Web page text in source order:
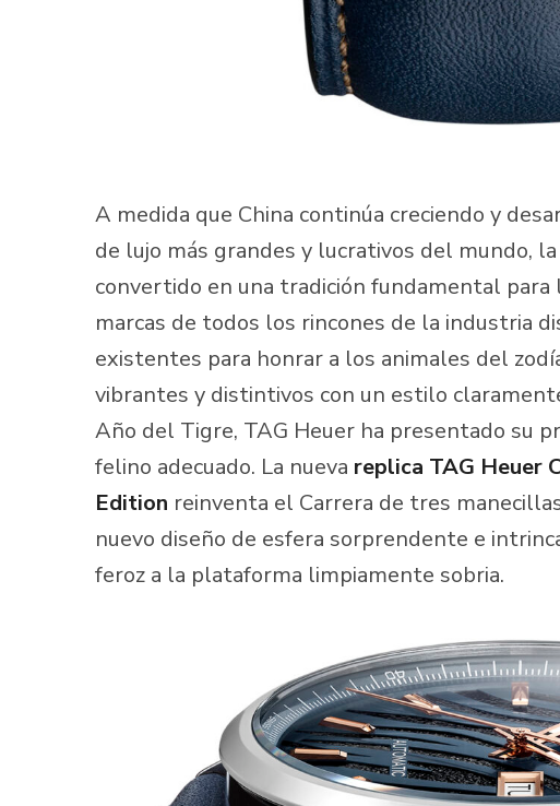
A medida que China continúa creciendo y
de lujo más grandes y lucrativos del mundo,
convertido en una tradición fundamental para
marcas de todos los rincones de la industria
existentes para honrar a los animales del
vibrantes y distintivos con un estilo
Año del Tigre, TAG Heuer ha presentado su
felino adecuado. La nueva replica TAG Heuer
Edition reinventa el Carrera de tres
nuevo diseño de esfera sorprendente e
feroz a la plataforma limpiamente sobria.